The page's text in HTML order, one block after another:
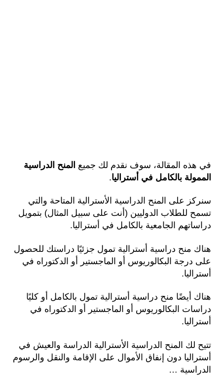
في هذه المقالة، سوف نقدم لك جميع المنح الدراسية
الممولة بالكامل في أستراليا.
سنركز على المنح الدراسية الأسترالية المتاحة والتي
تسمح للطلاب الدوليين (أنت على سبيل المثال) بتمويل
دراساتهم الجامعية بالكامل في أستراليا.
هناك منح دراسية أسترالية تمول جزئيًا دراستك للحصول
على درجة البكالوريوس أو الماجستير أو الدكتوراه في
أستراليا.
هناك أيضًا منح دراسية أسترالية تمول بالكامل أو كليًا
دراسات البكالوريوس أو الماجستير أو الدكتوراه في
أستراليا.
تتيح لك المنح الدراسية الأسترالية الدراسة والعيش في
أستراليا دون إنفاق الأموال على الإقامة والنقل والرسوم
الدراسية …